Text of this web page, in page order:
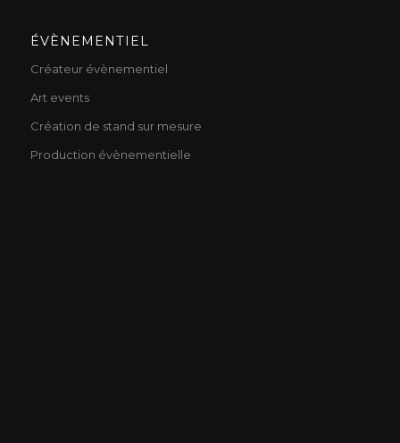
ÉVÈNEMENTIEL
Créateur évènementiel
Art events
Création de stand sur mesure
Production évènementielle